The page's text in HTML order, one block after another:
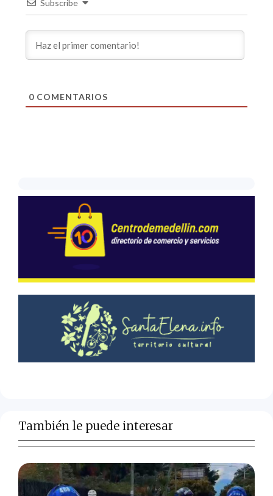
Subscribe
0COMENTARIOS
También le puede interesar